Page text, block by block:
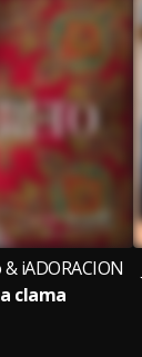
iADORACION
clama